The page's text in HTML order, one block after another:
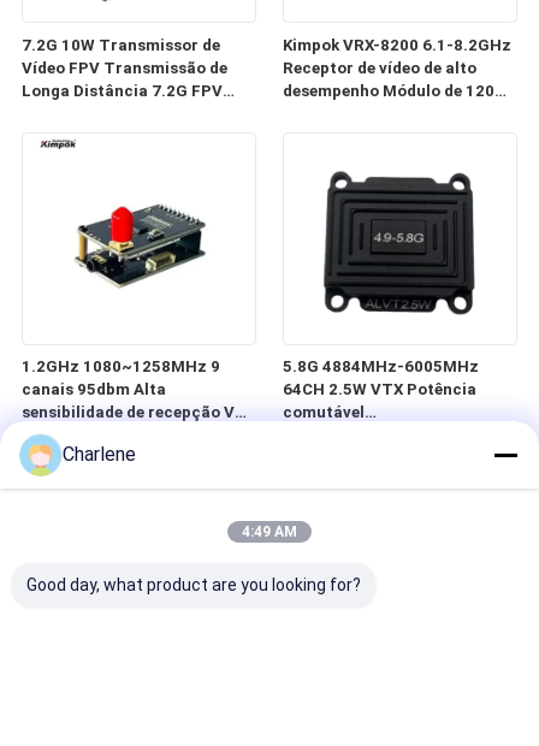
7.2G 10W Transmissor de
Vídeo FPV Transmissão de
Longa Distância 7.2G FPV
Kimpok VRX-8200 6.1-8.2GHz
Receptor de vídeo de alto
desempenho Módulo de 120
1.2GHz 1080~1258MHz 9
canais 95dbm Alta
sensibilidade de recepção VRX
projetado para vôo de ultra
longo alcance
5.8G 4884MHz-6005MHz
64CH 2.5W VTX Potência
comutável
25mW/400mW/800m/1500mW/
Charlene
4:49 AM
Good day, what product are you looking for?